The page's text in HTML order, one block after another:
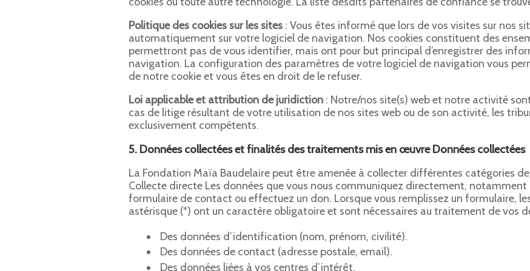
Politique des cookies sur les sites: Vous êtes informé que lors de vos visites sur nos
automatiquement sur votre logiciel de navigation. Nos cookies constituent des
permettront pas de vous identifier, mais ont pour but principal d’enregistrer des
navigation. La configuration des paramètres de votre logiciel de navigation vous
de notre cookie et vous êtes en droit de le refuser.
Loi applicable et attribution de juridiction: Notre/nos site(s) web et notre activité
cas de litige résultant de votre utilisation de nos sites web ou de son activité, les
exclusivement compétents.
5. Données collectées et finalités des traitements mis en œuvre Données collectées
La Fondation Maïa Baudelaire peut être amenée à collecter différentes catégories
Collecte directe Les données que vous nous communiquez directement, notamment
formulaire de contact ou effectuez un don. Lorsque vous remplissez un formulaire,
astérisque (*) ont un caractère obligatoire et sont nécessaires au traitement de vos
Des données d’identification (nom, prénom, civilité).
Des données de contact (adresse postale, email).
Des données liées à vos centres d’intérêt.